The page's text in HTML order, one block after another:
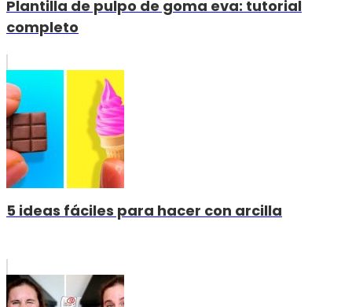
Plantilla de pulpo de goma eva: tutorial
completo
5 ideas fáciles para hacer con arcilla